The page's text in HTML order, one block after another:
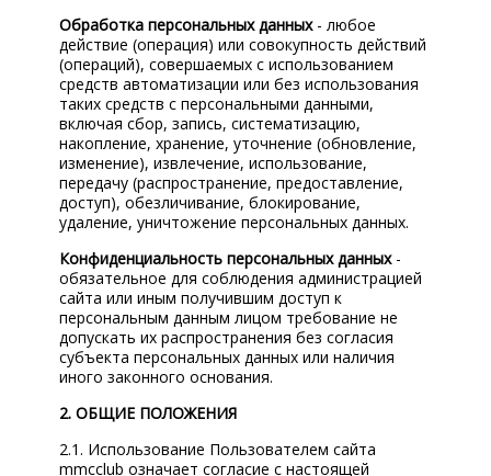
Обработка персональных данных- любое
действие (операция) или совокупность действий
(операций), совершаемых с использованием
средств автоматизации или без использования
таких средств с персональными данными,
включая сбор, запись, систематизацию,
накопление, хранение, уточнение (обновление,
изменение), извлечение, использование,
передачу (распространение, предоставление,
доступ), обезличивание, блокирование,
удаление, уничтожение персональных данных.
Конфиденциальность персональных данных-
обязательное для соблюдения администрацией
сайта или иным получившим доступ к
персональным данным лицом требование не
допускать их распространения без согласия
субъекта персональных данных или наличия
иного законного основания.
2. ОБЩИЕ ПОЛОЖЕНИЯ
2.1. Использование Пользователем сайта
mmcclub означает согласие с настоящей